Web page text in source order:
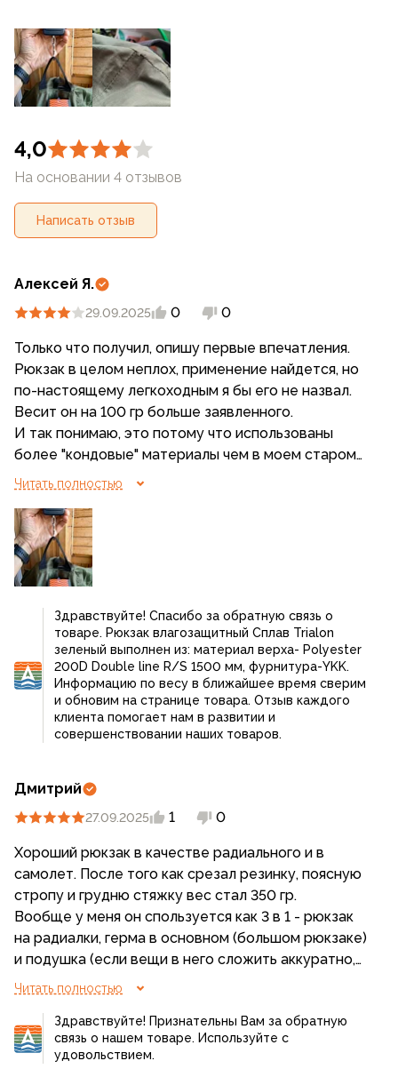
4,0
На основании 4 отзывов
Написать отзыв
Алексей Я.
29.09.2025 0 0
Только что получил, опишу первые впечатления.
Рюкзак в целом неплох, применение найдется, но
по-настоящему легкоходным я бы его не назвал.
Весит он на 100 гр больше заявленного.
И так понимаю, это потому что использованы
более "кондовые" материалы чем в моем старом
сплавовском Градиенте 45. Я думал, что этот
(Honeycomb вроде бы она называется) и с
применением такой же тонкой стропы и
миниатюрной, но в то же время прочной
фурнитуры.
Здесь все несколько грубее и от этого
тяжеловеснее.
Если бы он был уменьшенной версией Градиента,
то и весил бы как заявлено.
В общем попользуюсь, отзыв допишу
Читать полностью
Здравствуйте! Спасибо за обратную связь о
товаре. Рюкзак влагозащитный Сплав Trialon
зеленый выполнен из: материал верха- Polyester
200D Double line R/S 1500 мм, фурнитура-YKK.
Информацию по весу в ближайшее время сверим
и обновим на странице товара. Отзыв каждого
клиента помогает нам в развитии и
совершенствовании наших товаров.
Дмитрий
27.09.2025 1 0
Хороший рюкзак в качестве радиального и в
самолет. После того как срезал резинку, поясную
стропу и грудню стяжку вес стал 350 гр.
Вообще у меня он спользуется как 3 в 1 - рюкзак
на радиалки, герма в основном (большом рюкзаке)
и подушка (если вещи в него сложить аккуратно,
то он практически плоский, получается намного
Читать полностью
Здравствуйте! Признательны Вам за обратную
связь о нашем товаре. Используйте с
удовольствием.